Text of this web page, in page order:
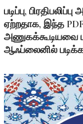
படிப்பு,
ஏற்றதாக, இந்த
அணுகக்கூடியவை
ஆஃப்லைனில் படிக்க